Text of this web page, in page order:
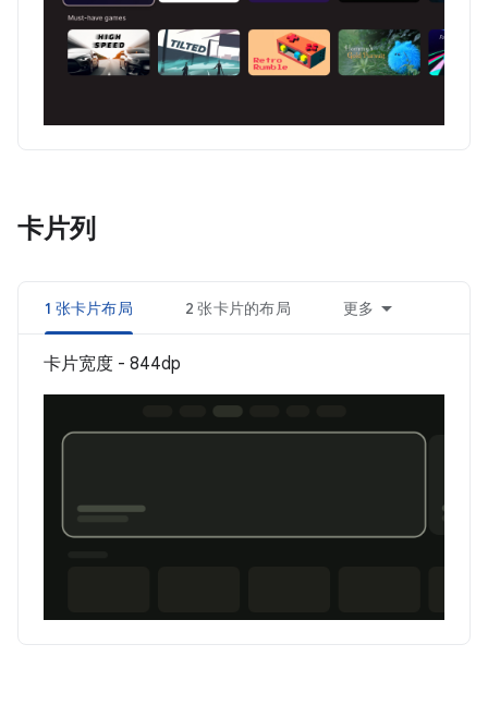
卡片列
1 张卡片布局 2 张卡片的布局 更多
卡片宽度 - 844dp